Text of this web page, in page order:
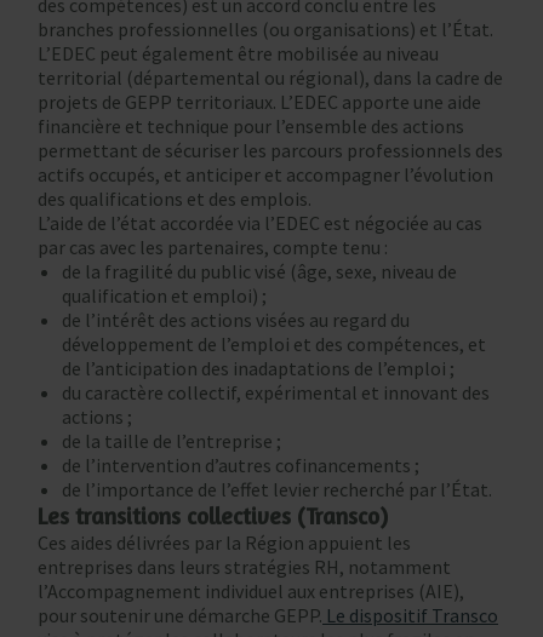
branches professionnelles (ou organisations) et l’État.
L’EDEC peut également être mobilisée au niveau
territorial (départemental ou régional), dans la cadre de
projets de GEPP territoriaux. L’EDEC apporte une aide
financière et technique pour l’ensemble des actions
permettant de sécuriser les parcours professionnels des
actifs occupés, et anticiper et accompagner l’évolution
des qualifications et des emplois.
L’aide de l’état accordée via l’EDEC est négociée au cas
par cas avec les partenaires, compte tenu :
de la fragilité du public visé (âge, sexe, niveau de
qualification et emploi) ;
de l’intérêt des actions visées au regard du
développement de l’emploi et des compétences, et
de l’anticipation des inadaptations de l’emploi ;
du caractère collectif, expérimental et innovant des
actions ;
de la taille de l’entreprise ;
de l’intervention d’autres cofinancements ;
de l’importance de l’effet levier recherché par l’État.
Les transitions collectives (Transco)
Ces aides délivrées par la Région appuient les
entreprises dans leurs stratégies RH, notamment
l’Accompagnement individuel aux entreprises (AIE),
pour soutenir une démarche GEPP. Le dispositif Transco